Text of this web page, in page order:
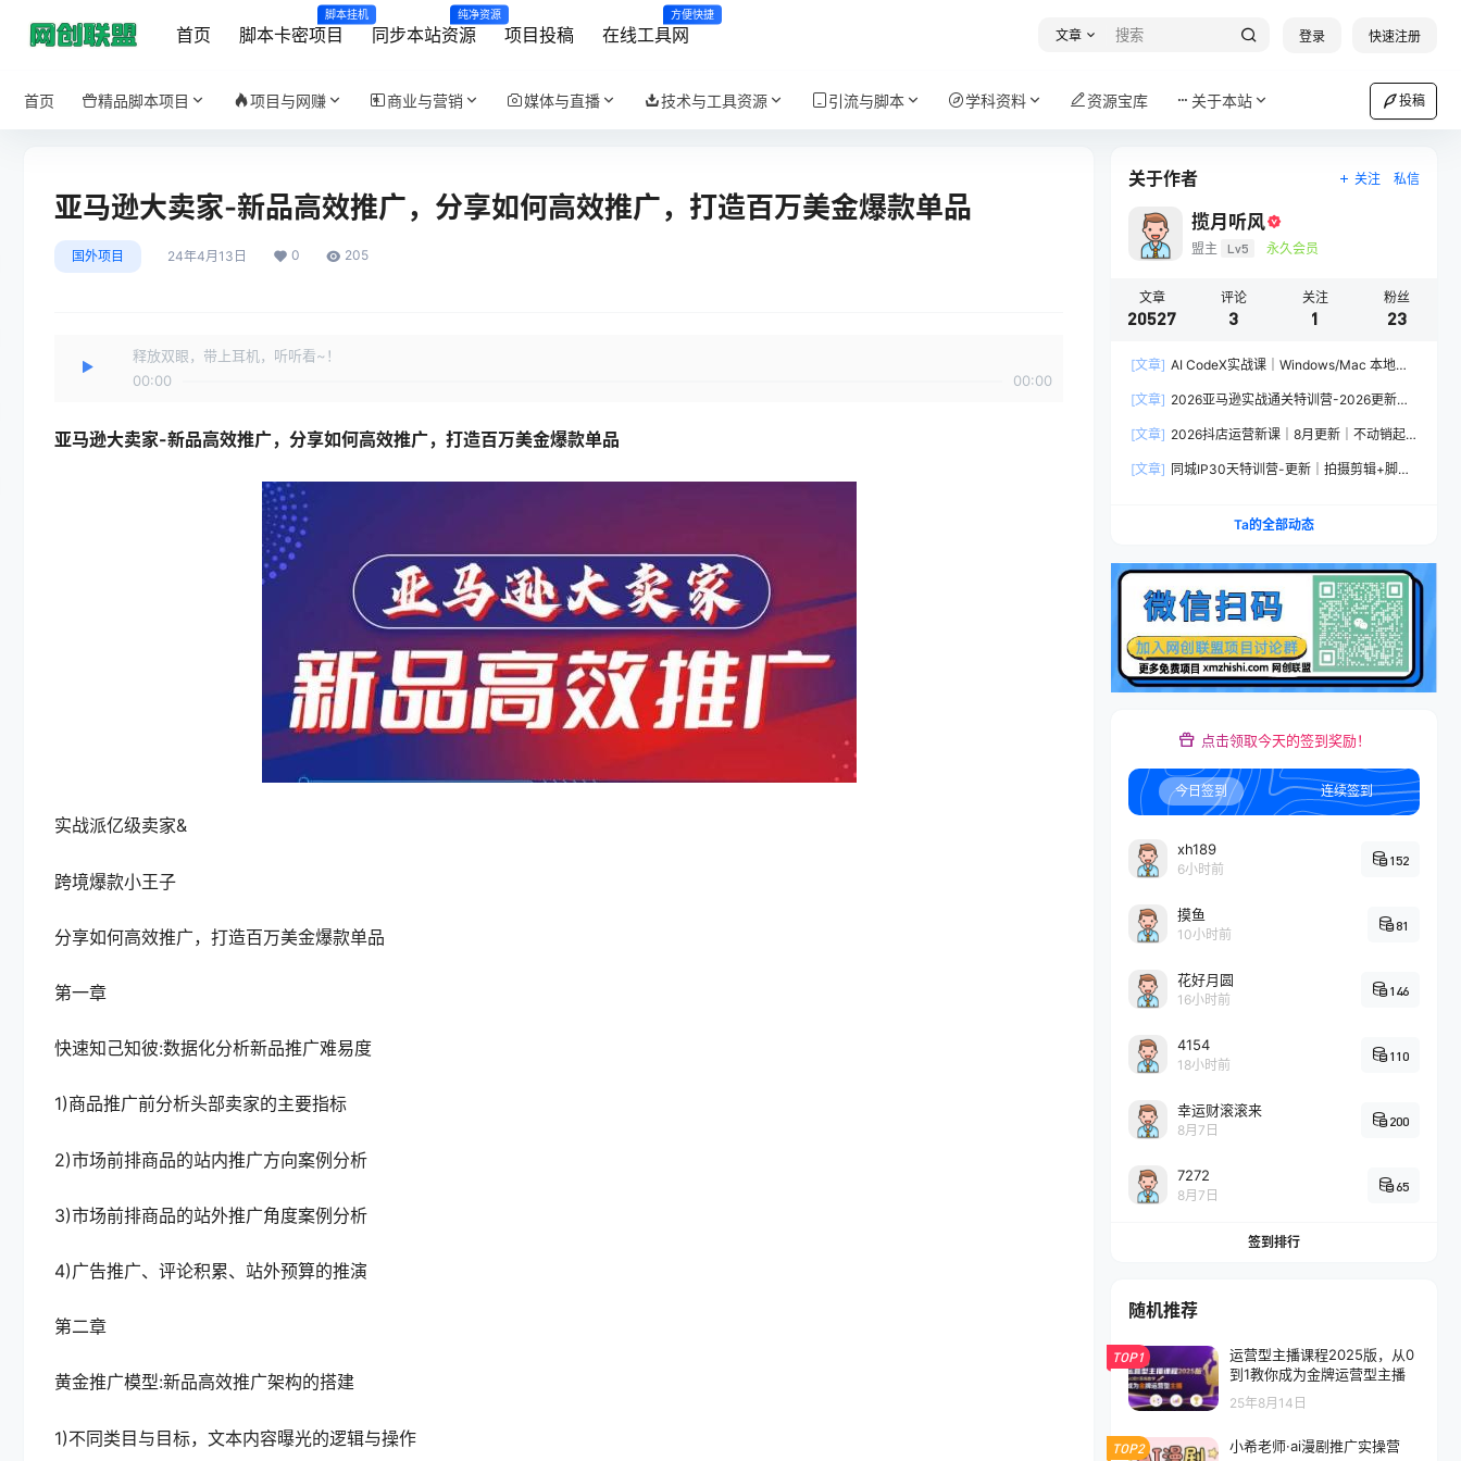
首页 脚本卡密项目
脚本挂机
同步本站资源
纯净资源
项目投稿 在线工具网
方便快捷
文章 登录 快速注册
首页 精品脚本项目 项目与网赚 商业与营销 媒体与直播 技术与工具资源 引流与脚本 学科资料 资源宝库 关于本站 投稿
亚马逊大卖家-新品高效推广，​分享如何高效推广，打造百万美金爆款单品
国外项目 24年4月13日 0 205
释放双眼，带上耳机，听听看~！
00:00
00:00
亚马逊大卖家-新品高效推广，​分享如何高效推广，打造百万美金爆款单品
实战派亿级卖家&
跨境爆款小王子
分享如何高效推广，打造百万美金爆款单品
第一章
快速知己知彼:数据化分析新品推广难易度
1)商品推广前分析头部卖家的主要指标
2)市场前排商品的站内推广方向案例分析
3)市场前排商品的站外推广角度案例分析
4)广告推广、评论积累、站外预算的推演
第二章
黄金推广模型:新品高效推广架构的搭建
1)不同类目与目标，文本内容曝光的逻辑与操作
关于作者 关注 私信
揽月听风
盟主 Lv5 永久会员
文章
20527
评论
3
关注
1
粉丝
23
[文章] AI CodeX实战课｜Windows/Mac 本地部
VR 项目｜AI项目落地全教程
[文章] 2026亚马逊实战通关特训营-2026更新，
店铺
[文章] 2026抖店运营新课｜8月更新｜不动销起
玩转抖音小店全域流量
[文章] 同城IP30天特训营-更新｜拍摄剪辑+脚本
Ta的全部动态
点击领取今天的签到奖励！
今日签到 连续签到
xh189
6小时前
152
摸鱼
10小时前
81
花好月圆
16小时前
146
4154
18小时前
110
幸运财滚滚来
8月7日
200
7272
8月7日
65
签到排行
随机推荐
TOP1
运营型主播课程2025版，从0
到1教你成为金牌运营型主播
25年8月14日
TOP2 小希老师·ai漫剧推广实操营